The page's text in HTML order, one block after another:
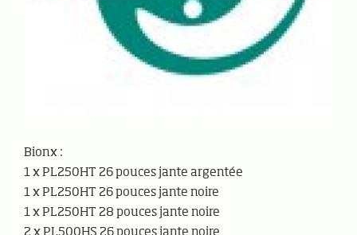
Bionx :
1 x PL250HT 26 pouces jante argentée
1 x PL250HT 26 pouces jante noire
1 x PL250HT 28 pouces jante noire
2 x PL500HS 26 pouces jante noire